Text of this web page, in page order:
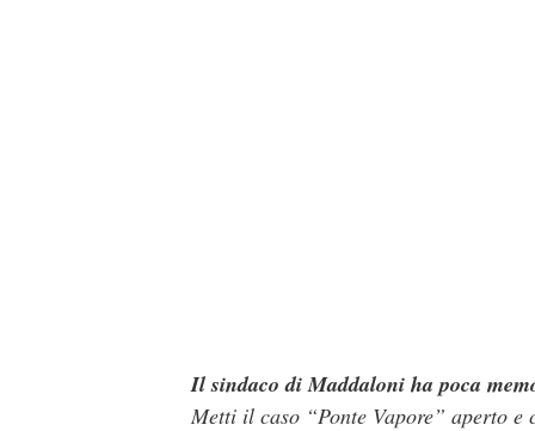
Il sindaco di Maddaloni ha poca
Metti il caso “Ponte Vapore” aperto e